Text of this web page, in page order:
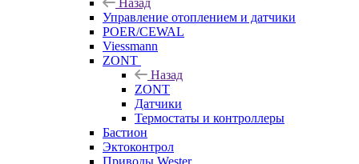
Назад
Управление отоплением и датчики
POER/CEWAL
Viessmann
ZONT
Назад
ZONT
Датчики
Термостаты и контроллеры
Бастион
Эктоконтрол
Приводы Wester